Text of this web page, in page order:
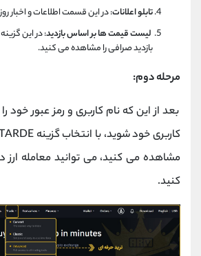
تابلو اعلانات: در این قسمت اطلاعات و اخبار
لیست قیمت ها بر اساس بازدید: در این
بازدید صرافی را مشاهده می کنید.
مرحله دوم:
بعد از این که نام کاربری و رمز عبور خود
مشاهده می کنید، می توانید معامله ارز
کنید.